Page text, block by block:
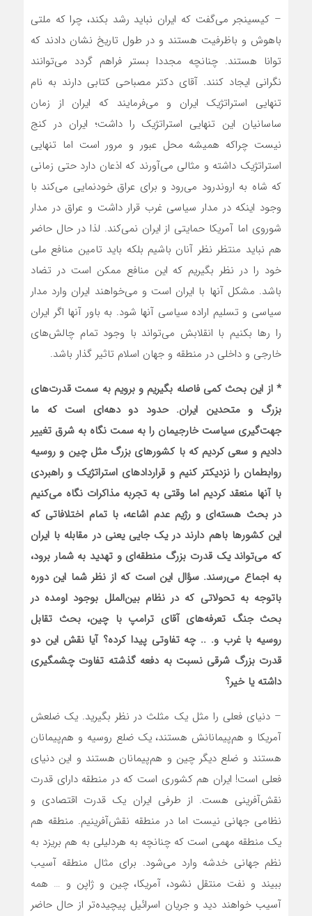
– کیسینجر می‌گفت که ایران نباید رشد بکند، چرا که ملتی
باهوش و باظرفیت هستند و در طول تاریخ نشان دادند که
توانا هستند. چنانچه مجددا بستر فراهم گردد می‌توانند
نگرانی ایجاد کنند. آقای دکتر مصباحی کتابی دارند به نام
تنهایی استراتژیک ایران و می‌فرمایند که ایران از زمان
ساسانیان این تنهایی استراتژیک را داشت؛ ایران در کنج
نیست چراکه همیشه محل عبور و مرور است اما تنهایی
استراتژیک داشته و مثالی می‌آورند که اذعان دارد حتی زمانی
که شاه به اروندرود می‌رود و برای عراق خودنمایی می‌کند با
وجود اینکه در مدار سیاسی غرب قرار داشت و عراق در مدار
شوروی اما آمریکا حمایتی از ایران نمی‌کند. لذا در حال حاضر
هم نباید منتظر نظر آنان باشیم بلکه باید تامین منافع ملی
خود را در نظر بگیریم که این منافع ممکن است در تضاد
باشد. مشکل آنها با ایران است و می‌خواهند ایران وارد مدار
سیاسی و تسلیم اراده سیاسی آنها شود. به باور آنها اگر ایران
را رها بکنیم با انقلابش می‌تواند با وجود تمام چالش‌های
خارجی و داخلی در منطقه و جهان اسلام تاثیر گذار باشد.
* از این بحث کمی فاصله بگیریم و برویم به سمت قدرت‌های
بزرگ و متحدین ایران. حدود دو دهه‌ای است که ما
جهت‌گیری سیاست خارجیمان را به سمت نگاه به شرق تغییر
دادیم و سعی کردیم که با کشورهای بزرگ مثل چین و روسیه
روابطمان را نزدیکتر کنیم و قراردادهای استراتژیک و راهبردی
با آنها منعقد کردیم اما وقتی به تجربه مذاکرات نگاه می‌کنیم
در بحث هسته‌ای و رژیم عدم اشاعه، با تمام اختلافاتی که
این کشورها باهم دارند در یک جایی یعنی در مقابله با ایران
که می‌تواند یک قدرت بزرگ منطقه‌ای و تهدید به شمار برود،
به اجماع می‌رسند. سؤال این است که از نظر شما این دوره
باتوجه به تحولاتی که در نظام بین‌الملل بوجود اومده در
بحث جنگ تعرفه‌های آقای ترامپ با چین، بحث تقابل
روسیه با غرب و. .. چه تفاوتی پیدا کرده؟ آیا نقش این دو
قدرت بزرگ شرقی نسبت به دفعه گذشته تفاوت چشمگیری
داشته یا خیر؟
– دنیای فعلی را مثل یک مثلث در نظر بگیرید. یک ضلعش
آمریکا و هم‌پیمانانش هستند، یک ضلع روسیه و هم‌پیمانان
هستند و ضلع دیگر چین و هم‌پیمانان هستند و این دنیای
فعلی است! ایران هم کشوری است که در منطقه دارای قدرت
نقش‌آفرینی هست. از طرفی ایران یک قدرت اقتصادی و
نظامی جهانی نیست اما در منطقه نقش‌آفرینیم. منطقه هم
یک منطقه مهمی است که چنانچه به هردلیلی به هم بریزد به
نظم جهانی خدشه وارد می‌شود. برای مثال منطقه آسیب
ببیند و نفت منتقل نشود، آمریکا، چین و ژاپن و … همه
آسیب خواهند دید و جریان اسرائیل پیچیده‌تر از حال حاضر